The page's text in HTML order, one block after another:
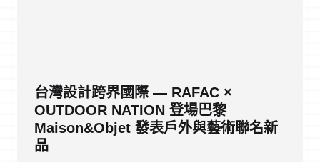
台灣設計跨界國際 — RAFAC ×
OUTDOOR NATION 登場巴黎
Maison&Objet 發表戶外與藝術聯名新
品